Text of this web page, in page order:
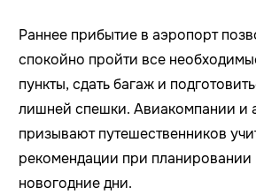
Раннее прибытие в аэропорт
спокойно пройти все
пункты, сдать багаж и
лишней спешки. Авиакомпании и
призывают путешественников
рекомендации при планировании
новогодние дни.